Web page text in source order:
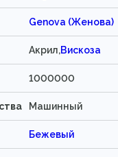
Genova (Женова)
Акрил,Вискоза
1000000
Машинный
Бежевый